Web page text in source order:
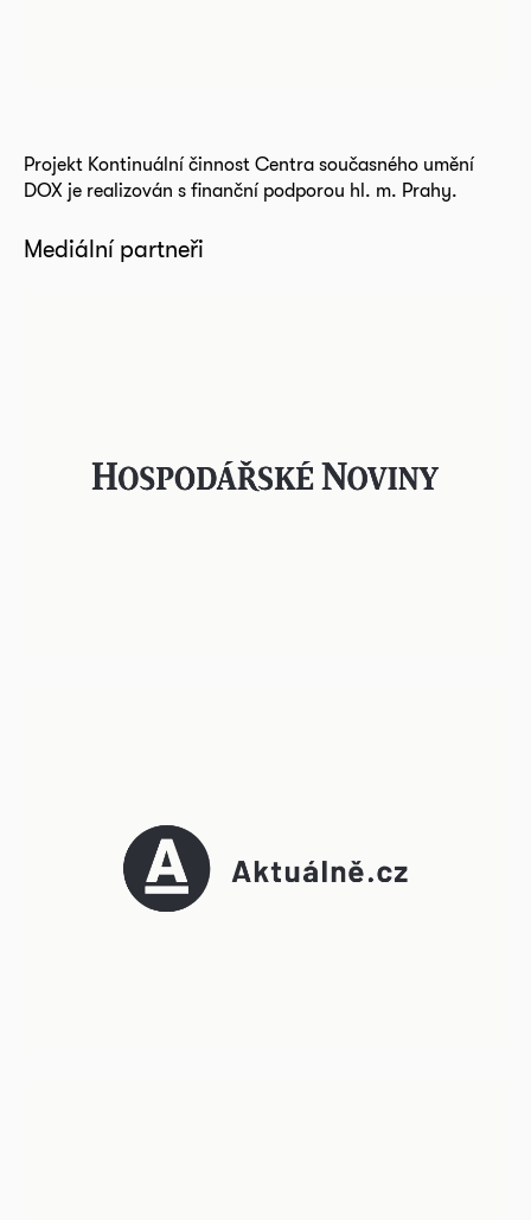
Projekt Kontinuální činnost Centra současného umění
DOX je realizován s finanční podporou hl. m. Prahy.
Mediální partneři